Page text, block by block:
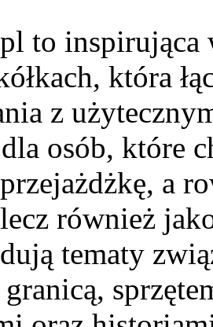
to
która
z
osób, które
a
również
tematy